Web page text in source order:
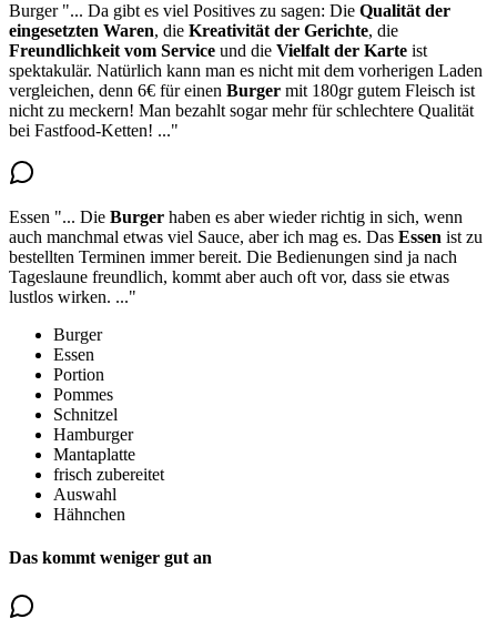
Burger "... Da gibt es viel Positives zu sagen: Die Qualität der
eingesetzten Waren, die Kreativität der Gerichte, die
Freundlichkeit vom Service und die Vielfalt der Karte ist
spektakulär. Natürlich kann man es nicht mit dem vorherigen Laden
vergleichen, denn 6€ für einen Burger mit 180gr gutem Fleisch ist
nicht zu meckern! Man bezahlt sogar mehr für schlechtere Qualität
bei Fastfood-Ketten! ..."
Essen "... Die Burger haben es aber wieder richtig in sich, wenn
auch manchmal etwas viel Sauce, aber ich mag es. Das Essen ist zu
bestellten Terminen immer bereit. Die Bedienungen sind ja nach
Tageslaune freundlich, kommt aber auch oft vor, dass sie etwas
lustlos wirken. ..."
Burger
Essen
Portion
Pommes
Schnitzel
Hamburger
Mantaplatte
frisch zubereitet
Auswahl
Hähnchen
Das kommt weniger gut an